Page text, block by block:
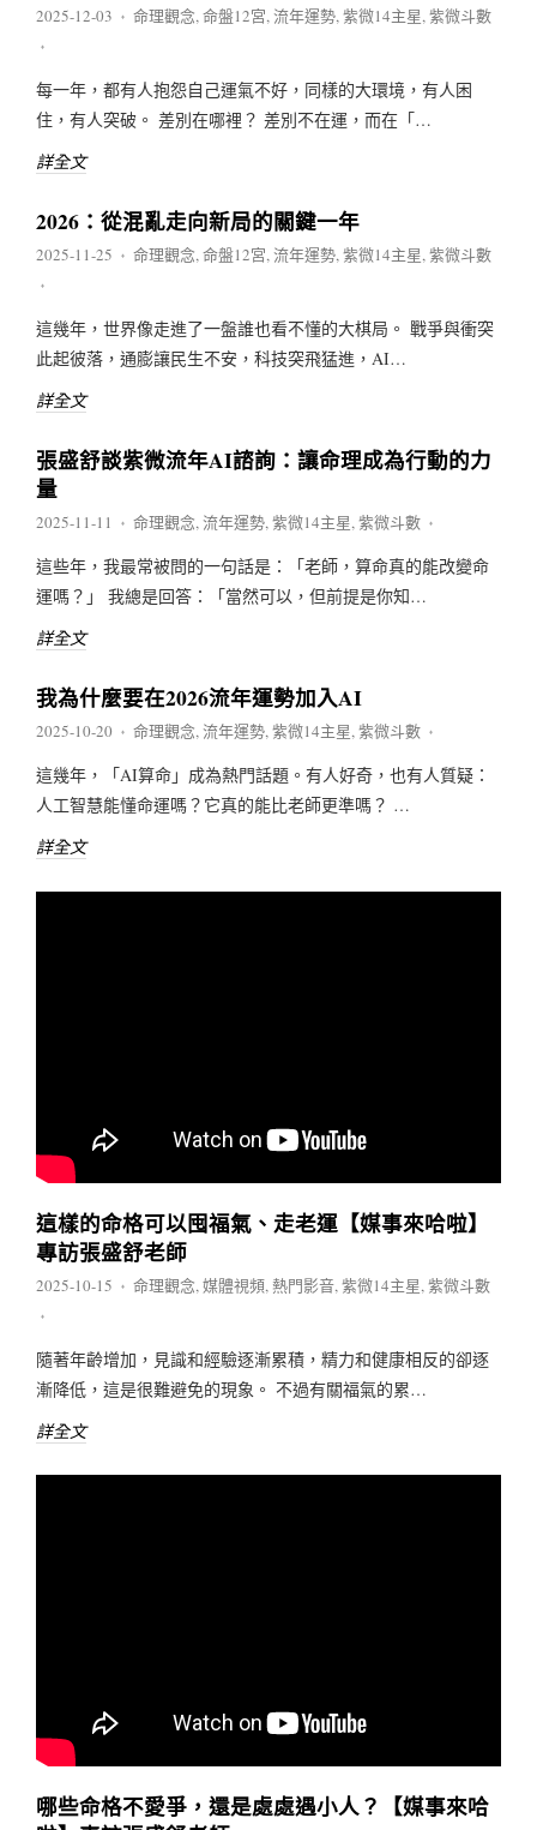
2025-12-03 ♦ 命理觀念,命盤12宮,流年運勢,紫微14主星,紫微斗數
♦
每一年，都有人抱怨自己運氣不好，同樣的大環境，有人困
住，有人突破。 差別在哪裡？ 差別不在運，而在「…
詳全文
2026：從混亂走向新局的關鍵一年
2025-11-25 ♦ 命理觀念,命盤12宮,流年運勢,紫微14主星,紫微斗數
♦
這幾年，世界像走進了一盤誰也看不懂的大棋局。 戰爭與衝突
此起彼落，通膨讓民生不安，科技突飛猛進，AI…
詳全文
張盛舒談紫微流年AI諮詢：讓命理成為行動的力
量
2025-11-11 ♦ 命理觀念,流年運勢,紫微14主星,紫微斗數 ♦
這些年，我最常被問的一句話是：「老師，算命真的能改變命
運嗎？」 我總是回答：「當然可以，但前提是你知…
詳全文
我為什麼要在2026流年運勢加入AI
2025-10-20 ♦ 命理觀念,流年運勢,紫微14主星,紫微斗數 ♦
這幾年，「AI算命」成為熱門話題。有人好奇，也有人質疑：
人工智慧能懂命運嗎？它真的能比老師更準嗎？ …
詳全文
這樣的命格可以囤福氣、走老運【媒事來哈啦】
專訪張盛舒老師
2025-10-15 ♦ 命理觀念,媒體視頻, 熱門影音,紫微14主星,紫微斗數
♦
隨著年齡增加，見識和經驗逐漸累積，精力和健康相反的卻逐
漸降低，這是很難避免的現象。 不過有關福氣的累…
詳全文
哪些命格不愛爭，還是處處遇小人？【媒事來哈